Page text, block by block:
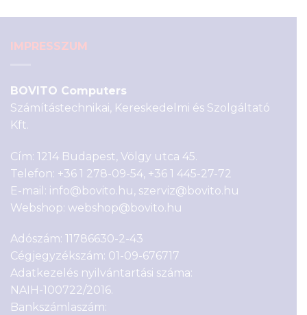
IMPRESSZUM
BOVITO Computers
Számítástechnikai, Kereskedelmi és Szolgáltató
Kft.
Cím: 1214 Budapest, Völgy utca 45.
Telefon: +36 1 278-09-54, +36 1 445-27-72
E-mail: info@bovito.hu, szerviz@bovito.hu
Webshop: webshop@bovito.hu
Adószám: 11786630-2-43
Cégjegyzékszám: 01-09-676717
Adatkezelés nyilvántartási száma:
NAIH-100722/2016.
Bankszámlaszám: